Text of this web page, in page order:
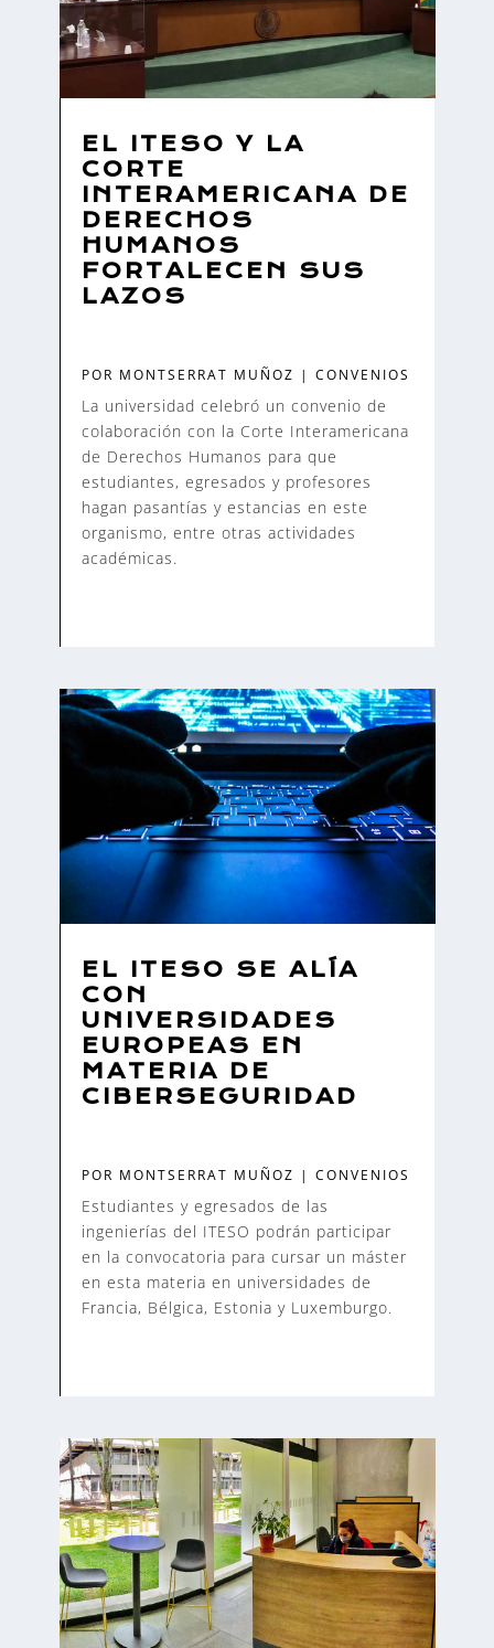
EL ITESO Y LA
CORTE
INTERAMERICANA DE
DERECHOS
HUMANOS
FORTALECEN SUS
LAZOS
POR MONTSERRAT MUÑOZ | CONVENIOS
La universidad celebró un convenio de
colaboración con la Corte Interamericana
de Derechos Humanos para que
estudiantes, egresados y profesores
hagan pasantías y estancias en este
organismo, entre otras actividades
académicas.
EL ITESO SE ALÍA
CON
UNIVERSIDADES
EUROPEAS EN
MATERIA DE
CIBERSEGURIDAD
POR MONTSERRAT MUÑOZ | CONVENIOS
Estudiantes y egresados de las
ingenierías del ITESO podrán participar
en la convocatoria para cursar un máster
en esta materia en universidades de
Francia, Bélgica, Estonia y Luxemburgo.